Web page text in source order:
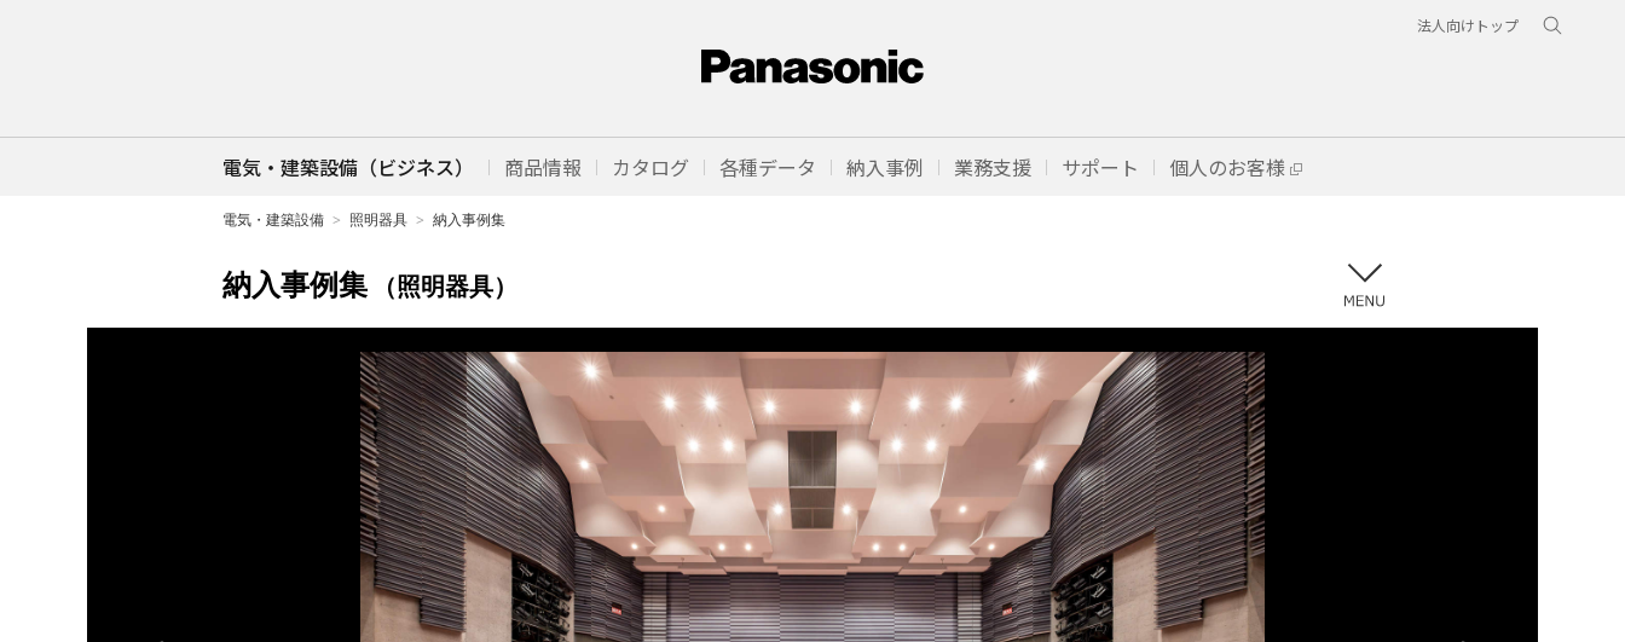
法人向けトップ
電気・建築設備（ビジネス） 商品情報 カタログ 各種データ 納入事例 業務支援 サポート 個人のお客様
電気・建築設備 照明器具 納入事例集
納入事例集 （照明器具）